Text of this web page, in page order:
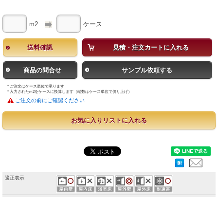
m2 ケース
送料確認 見積・注文カートに入れる
商品の問合せ サンプル依頼する
* ご注文はケース単位で承ります
* 入力されたm2をケースに換算します（端数はケース単位で切り上げ）
ご注文の前にご確認ください
お気に入りリストに入れる
適正表示